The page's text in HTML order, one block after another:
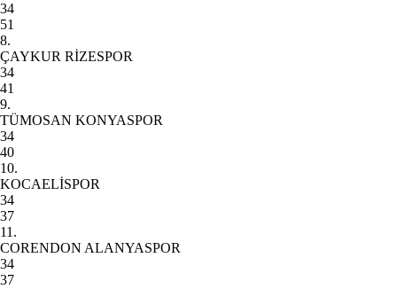
34
51
8.
ÇAYKUR RİZESPOR
34
41
9.
TÜMOSAN KONYASPOR
34
40
10.
KOCAELİSPOR
34
37
11.
CORENDON ALANYASPOR
34
37